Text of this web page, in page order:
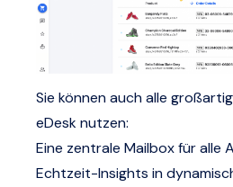
Sie können auch alle
eDesk nutzen:
Eine zentrale Mailbox für alle
Echtzeit-Insights in